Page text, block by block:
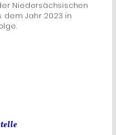
Niedersächsischen
Jahr 2023 in